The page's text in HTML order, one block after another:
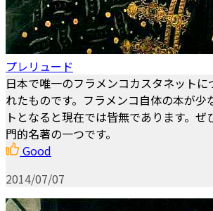
プレリュード
日本で唯一のフラメンコカスタネットに
れたものです。フラメンコ自体の本が少
トとなると現在では皆無であります。ぜ
門的名著の一つです。
Good
2014/07/07